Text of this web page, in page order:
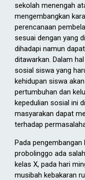
sekolah menengah
mengembangkan
perencanaan
sesuai dengan yang
dihadapi namun
ditawarkan. Dalam
sosial siswa yang
kehidupan siswa
pertumbuhan dan
kepedulian sosial ini
masyarakan dapat
terhadap
Pada
probolinggo ada
kelas X, pada hari
musibah kebakaran